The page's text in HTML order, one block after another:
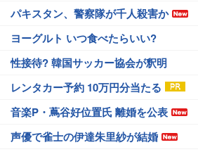
パキスタン、警察隊が千人殺害か
ヨーグルト いつ食べたらいい?
性接待? 韓国サッカー協会が釈明
レンタカー予約 10万円分当たる
音楽P・蔦谷好位置氏 離婚を公表
声優で雀士の伊達朱里紗が結婚